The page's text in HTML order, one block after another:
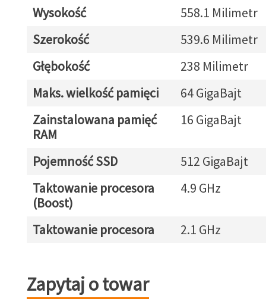
Wysokość
558.1 Milimetr
Szerokość
539.6 Milimetr
Głębokość
238 Milimetr
Maks. wielkość pamięci
64 GigaBajt
Zainstalowana pamięć
RAM
16 GigaBajt
Pojemność SSD
512 GigaBajt
Taktowanie procesora
(Boost)
4.9 GHz
Taktowanie procesora 2.1 GHz
Zapytaj o towar
Zapytaj o towar